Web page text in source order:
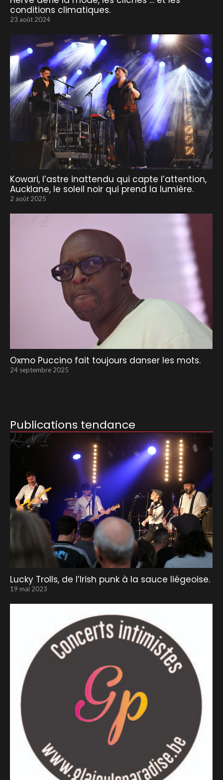
conditions climatiques.
23 août 2024
Kowari, l’astre inattendu qui capte l’attention,
Aucklane, le soleil noir qui prend la lumière.
2 août 2025
Oxmo Puccino fait toujours danser les mots.
24 septembre 2025
Publications tendance
Lucky Trolls, de l’Irish punk à la sauce liégeoise.
19 mai 2023